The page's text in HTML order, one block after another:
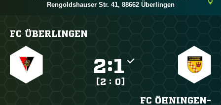
Rengoldshauser Str. 41, 88662 Überlingen
FC ÜBERLINGEN
:
[2 : 0]
FC ÖHNINGEN-